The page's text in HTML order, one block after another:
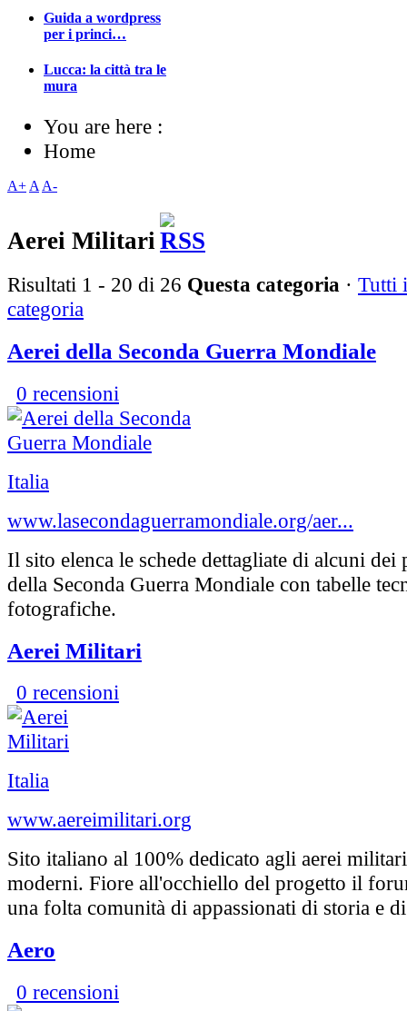
Guida a wordpress
per i princi…
Lucca: la città tra le
mura
You are here :
Home
A+ A A-
Aerei Militari
Risultati 1 - 20 di 26 Questa categoria · Tutti
categoria
Aerei della Seconda Guerra Mondiale
0 recensioni
Italia
www.lasecondaguerramondiale.org/aer...
Il sito elenca le schede dettagliate di alcuni dei
della Seconda Guerra Mondiale con tabelle
fotografiche.
Aerei Militari
0 recensioni
Italia
www.aereimilitari.org
Sito italiano al 100% dedicato agli aerei
moderni. Fiore all'occhiello del progetto il
una folta comunità di appassionati di storia e
Aero
0 recensioni